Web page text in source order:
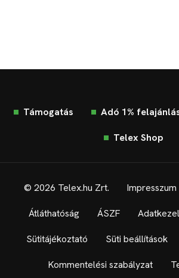
Támogatás Adó 1%
Telex Shop
© 2026 Telex.hu Zrt. Impresszum
Átláthatóság ÁSZF
Sütitájékoztató Süti beállítások
Kommentelési szabályzat